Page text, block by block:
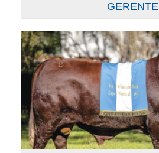
GERENTE